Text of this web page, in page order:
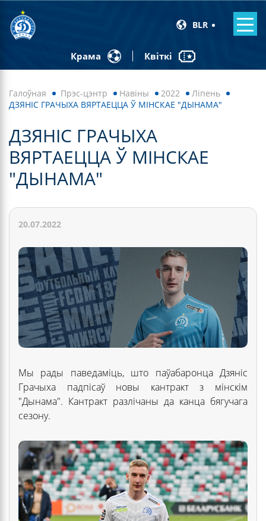
BLR
Крама Квіткі
Галоўная Прэс-цэнтр Навiны 2022
Ліпень
ДЗЯНІС ГРАЧЫХА ВЯРТАЕЦЦА Ў МІНСКАЕ "ДЫНАМА"
ДЗЯНІС ГРАЧЫХА
ВЯРТАЕЦЦА Ў МІНСКАЕ
"ДЫНАМА"
20.07.2022
Мы рады паведаміць, што паўабаронца Дзяніс
Грачыха падпісаў новы кантракт з мінскім
"Дынама". Кантракт разлічаны да канца бягучага
сезону.